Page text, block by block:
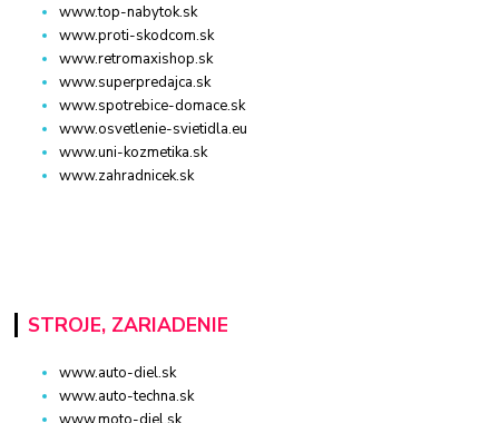
www.top-nabytok.sk
www.proti-skodcom.sk
www.retromaxishop.sk
www.superpredajca.sk
www.spotrebice-domace.sk
www.osvetlenie-svietidla.eu
www.uni-kozmetika.sk
www.zahradnicek.sk
STROJE, ZARIADENIE
www.auto-diel.sk
www.auto-techna.sk